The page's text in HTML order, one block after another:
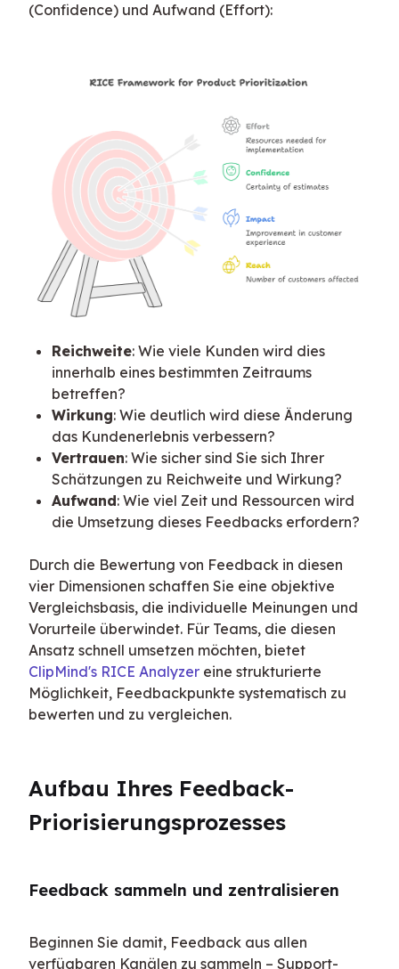
(Confidence) und Aufwand (Effort):
Reichweite: Wie viele Kunden wird dies
innerhalb eines bestimmten Zeitraums
betreffen?
Wirkung: Wie deutlich wird diese Änderung
das Kundenerlebnis verbessern?
Vertrauen: Wie sicher sind Sie sich Ihrer
Schätzungen zu Reichweite und Wirkung?
Aufwand: Wie viel Zeit und Ressourcen wird
die Umsetzung dieses Feedbacks erfordern?
Durch die Bewertung von Feedback in diesen
vier Dimensionen schaffen Sie eine objektive
Vergleichsbasis, die individuelle Meinungen und
Vorurteile überwindet. Für Teams, die diesen
ClipMind's RICE Analyzer eine strukturierte
Möglichkeit, Feedbackpunkte systematisch zu
bewerten und zu vergleichen.
Aufbau Ihres Feedback-
Priorisierungsprozesses
Feedback sammeln und zentralisieren
Beginnen Sie damit, Feedback aus allen
verfügbaren Kanälen zu sammeln – Support-